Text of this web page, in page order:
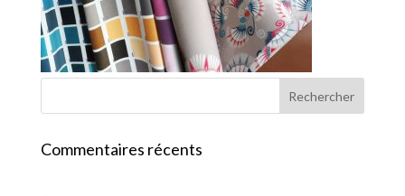
Commentaires récents